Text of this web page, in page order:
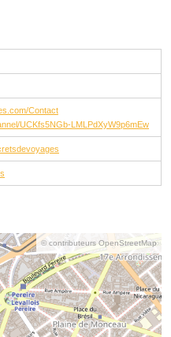
Contact
UCKfs5NGb-LMLPdXyW9p6mEw
© contributeurs OpenStreetMap